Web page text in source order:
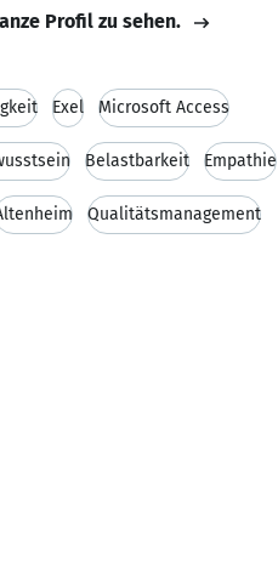
Profil zu sehen.
Exel Microsoft Access
Belastbarkeit Empathie
Qualitätsmanagement